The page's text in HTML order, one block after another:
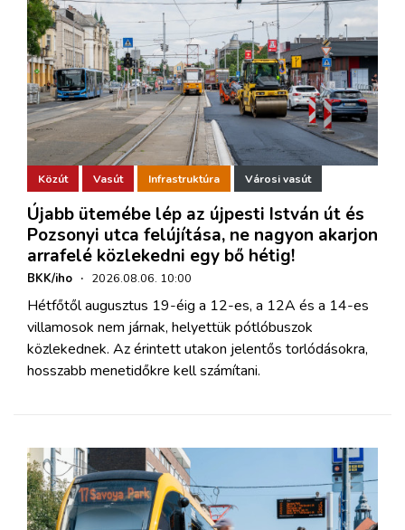
Közút Vasút Infrastruktúra Városi vasút
Újabb ütemébe lép az újpesti István út és
Pozsonyi utca felújítása, ne nagyon akarjon
arrafelé közlekedni egy bő hétig!
BKK/iho · 2026.08.06. 10:00
Hétfőtől augusztus 19-éig a 12-es, a 12A és a 14-es
villamosok nem járnak, helyettük pótlóbuszok
közlekednek. Az érintett utakon jelentős torlódásokra,
hosszabb menetidőkre kell számítani.